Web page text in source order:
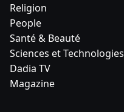
Religion
People
Santé & Beauté
Sciences et Technologies
Dadia TV
Magazine